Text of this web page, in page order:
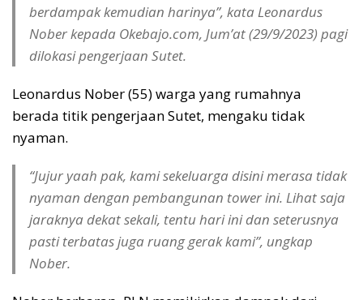
berdampak kemudian harinya”, kata Leonardus
Nober kepada Okebajo.com, Jum’at (29/9/2023) pagi
dilokasi pengerjaan Sutet.
Leonardus Nober (55) warga yang rumahnya
berada titik pengerjaan Sutet, mengaku tidak
nyaman.
“Jujur yaah pak, kami sekeluarga disini merasa tidak
nyaman dengan pembangunan tower ini. Lihat saja
jaraknya dekat sekali, tentu hari ini dan seterusnya
pasti terbatas juga ruang gerak kami”, ungkap
Nober.